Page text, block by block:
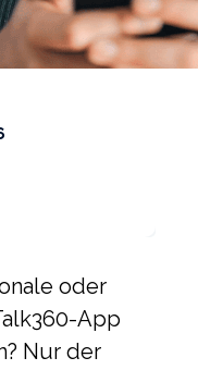
oder
App
Nur der